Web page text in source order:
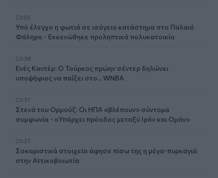
23:55
Υπό έλεγχο η φωτιά σε ισόγειο κατάστημα στο Παλαιό
Φάληρο - Εκκενώθηκε προληπτικά πολυκατοικία
23:38
Ενές Καντέρ: Ο Τούρκος πρώην σέντερ δηλώνει
υποψήφιος να παίξει στο... WNBA
23:31
Στενά του Ορμούζ: Οι ΗΠΑ «βλέπουν» σύντομα
συμφωνία - «Υπάρχει πρόοδος μεταξύ Ιράν και Ομάν»
23:27
Σοκαριστικά στοιχεία άφησε πίσω της η μέγα-πυρκαγιά
στην Αττικοβοιωτία